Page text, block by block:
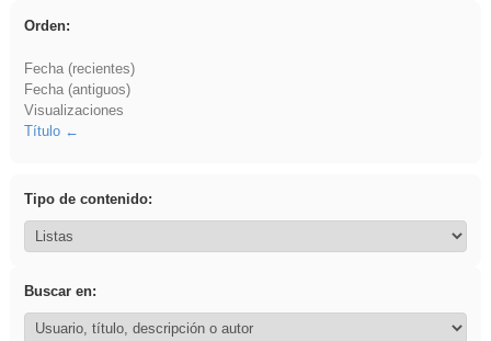
Orden:
Fecha (recientes)
Fecha (antiguos)
Visualizaciones
Título
Tipo de contenido:
Buscar en: